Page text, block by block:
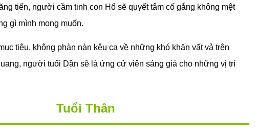
tiến, người cầm tinh con Hổ sẽ quyết tâm cố gắng không mệt
gì mình mong muốn.
tiêu, không phàn nàn kêu ca về những khó khăn vất vả trên
người tuổi Dần sẽ là ứng cử viên sáng giá cho những vị trí
Tuổi Thân